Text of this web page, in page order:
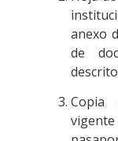
anexo
de
Copia